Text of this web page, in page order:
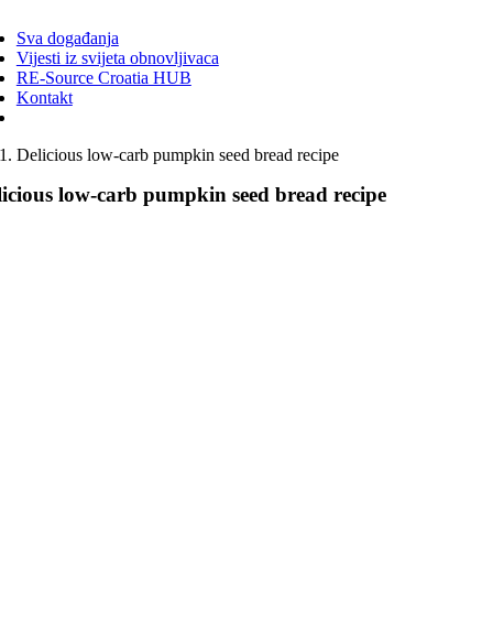
Sva događanja
Vijesti iz svijeta obnovljivaca
RE-Source Croatia HUB
Kontakt
Delicious low-carb pumpkin seed bread recipe
low-carb pumpkin seed bread recipe